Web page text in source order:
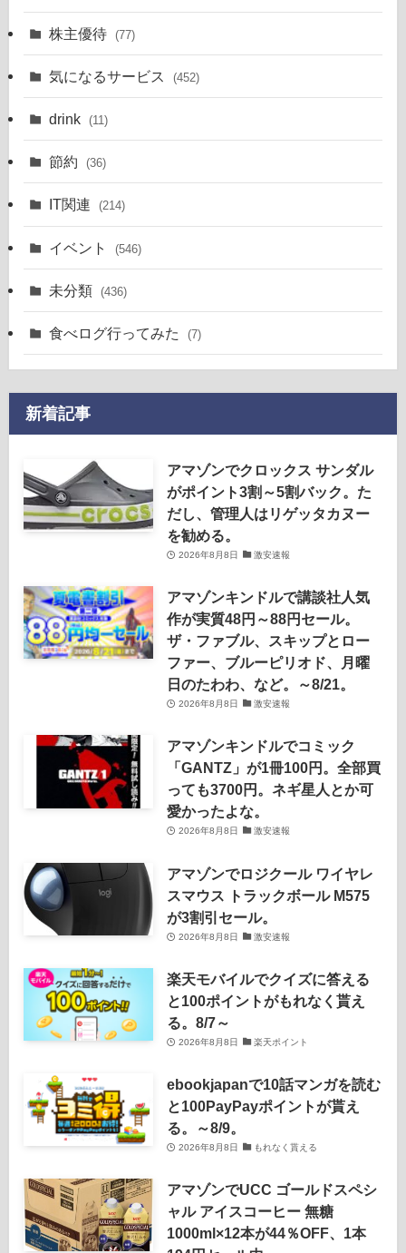
株主優待 (77)
気になるサービス (452)
drink (11)
節約 (36)
IT関連 (214)
イベント (546)
未分類 (436)
食べログ行ってみた (7)
新着記事
アマゾンでクロックス サンダル
がポイント3割～5割バック。た
だし、管理人はリゲッタカヌー
を勧める。
2026年8月8日 激安速報
アマゾンキンドルで講談社人気
作が実質48円～88円セール。
ザ・ファブル、スキップとロー
ファー、ブルーピリオド、月曜
日のたわわ、など。～8/21。
2026年8月8日 激安速報
アマゾンキンドルでコミック
「GANTZ」が1冊100円。全部買
っても3700円。ネギ星人とか可
愛かったよな。
2026年8月8日 激安速報
アマゾンでロジクール ワイヤレ
スマウス トラックボール M575
が3割引セール。
2026年8月8日 激安速報
楽天モバイルでクイズに答える
と100ポイントがもれなく貰え
る。8/7～
2026年8月8日 楽天ポイント
ebookjapanで10話マンガを読む
と100PayPayポイントが貰え
る。～8/9。
2026年8月8日 もれなく貰える
アマゾンでUCC ゴールドスペシ
ャル アイスコーヒー 無糖
1000ml×12本が44％OFF、1本